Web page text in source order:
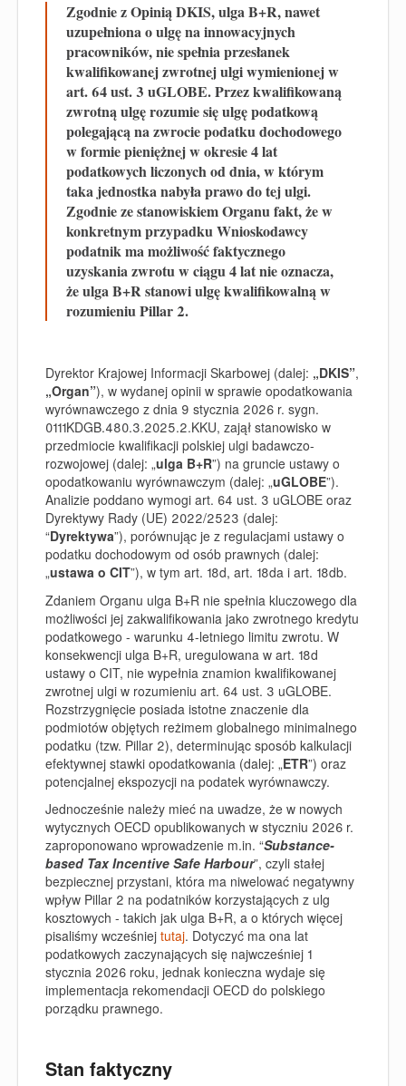
Zgodnie z Opinią DKIS, ulga B+R, nawet
uzupełniona o ulgę na innowacyjnych
pracowników, nie spełnia przesłanek
kwalifikowanej zwrotnej ulgi wymienionej w
art. 64 ust. 3 uGLOBE. Przez kwalifikowaną
zwrotną ulgę rozumie się ulgę podatkową
polegającą na zwrocie podatku dochodowego
w formie pieniężnej w okresie 4 lat
podatkowych liczonych od dnia, w którym
taka jednostka nabyła prawo do tej ulgi.
Zgodnie ze stanowiskiem Organu fakt, że w
konkretnym przypadku Wnioskodawcy
podatnik ma możliwość faktycznego
uzyskania zwrotu w ciągu 4 lat nie oznacza,
że ulga B+R stanowi ulgę kwalifikowalną w
rozumieniu Pillar 2.
Dyrektor Krajowej Informacji Skarbowej (dalej: „DKIS”,
„Organ”), w wydanej opinii w sprawie opodatkowania
wyrównawczego z dnia 9 stycznia 2026 r. sygn.
0111KDGB.480.3.2025.2.KKU, zajął stanowisko w
przedmiocie kwalifikacji polskiej ulgi badawczo-
rozwojowej (dalej: „ulga B+R”) na gruncie ustawy o
opodatkowaniu wyrównawczym (dalej: „uGLOBE”).
Analizie poddano wymogi art. 64 ust. 3 uGLOBE oraz
Dyrektywy Rady (UE) 2022/2523 (dalej:
“Dyrektywa”), porównując je z regulacjami ustawy o
podatku dochodowym od osób prawnych (dalej:
„ustawa o CIT”), w tym art. 18d, art. 18da i art. 18db.
Zdaniem Organu ulga B+R nie spełnia kluczowego dla
możliwości jej zakwalifikowania jako zwrotnego kredytu
podatkowego - warunku 4-letniego limitu zwrotu. W
konsekwencji ulga B+R, uregulowana w art. 18d
ustawy o CIT, nie wypełnia znamion kwalifikowanej
zwrotnej ulgi w rozumieniu art. 64 ust. 3 uGLOBE.
Rozstrzygnięcie posiada istotne znaczenie dla
podmiotów objętych reżimem globalnego minimalnego
podatku (tzw. Pillar 2), determinując sposób kalkulacji
efektywnej stawki opodatkowania (dalej: „ETR”) oraz
potencjalnej ekspozycji na podatek wyrównawczy.
Jednocześnie należy mieć na uwadze, że w nowych
wytycznych OECD opublikowanych w styczniu 2026 r.
zaproponowano wprowadzenie m.in. “Substance-
based Tax Incentive Safe Harbour”, czyli stałej
bezpiecznej przystani, która ma niwelować negatywny
wpływ Pillar 2 na podatników korzystających z ulg
kosztowych - takich jak ulga B+R, a o których więcej
pisaliśmy wcześniej tutaj. Dotyczyć ma ona lat
podatkowych zaczynających się najwcześniej 1
stycznia 2026 roku, jednak konieczna wydaje się
implementacja rekomendacji OECD do polskiego
porządku prawnego.
Stan faktyczny